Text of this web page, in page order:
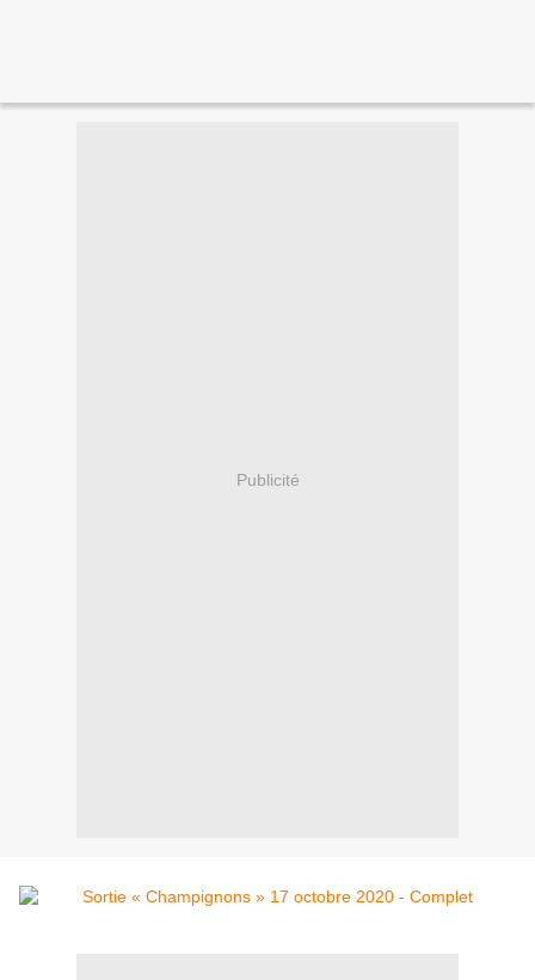
Publicité